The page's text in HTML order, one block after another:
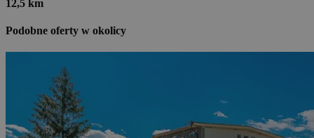
12,5 km
Podobne oferty w okolicy